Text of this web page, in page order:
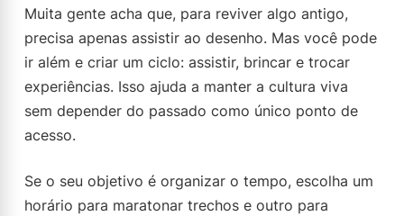
Muita gente acha que, para reviver algo antigo,
precisa apenas assistir ao desenho. Mas você pode
ir além e criar um ciclo: assistir, brincar e trocar
experiências. Isso ajuda a manter a cultura viva
sem depender do passado como único ponto de
acesso.
Se o seu objetivo é organizar o tempo, escolha um
horário para maratonar trechos e outro para